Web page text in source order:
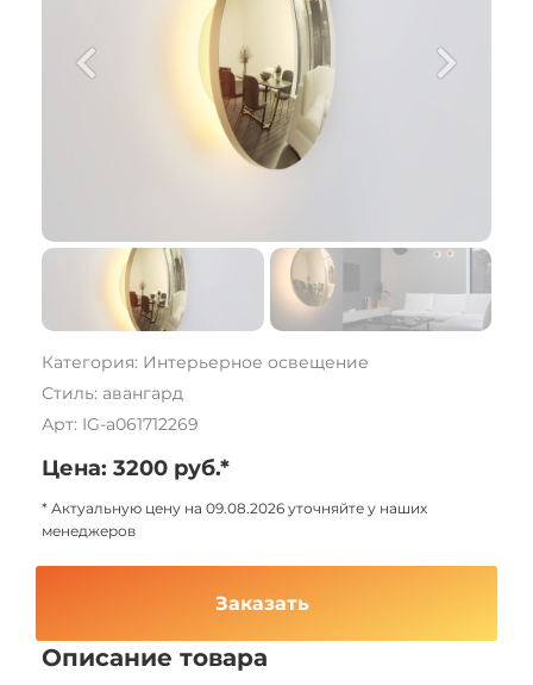
Категория: Интерьерное освещение
Стиль: авангард
Арт: IG-a061712269
Цена: 3200 руб.*
* Актуальную цену на 09.08.2026 уточняйте у наших
менеджеров
Заказать
Описание товара